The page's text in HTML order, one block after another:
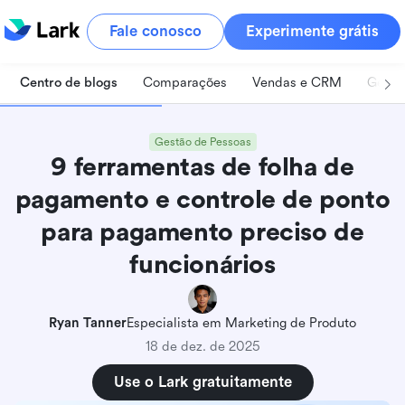
Fale conosco Experimente grátis
Centro de blogs Comparações Vendas e CRM
Gestão de Pessoas
9 ferramentas de folha de
pagamento e controle de ponto
para pagamento preciso de
funcionários
Ryan TannerEspecialista em Marketing de Produto
18 de dez. de 2025
Use o Lark gratuitamente